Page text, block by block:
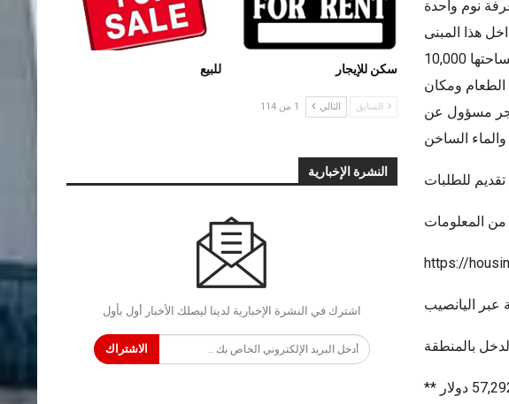
نوم واحدة
هذا المبنى
ذي الحجم المناسب. ويوجد مكتبة ومركز للياقة البدنية مع صالة لليوغا وغرفة الألعاب. كما توجد حديقة تبلغ مساحتها 10,000
الطعام ومكان
مسؤول عن
من المعلومات
https://
** يوجد 12 إستوديو وهي متاحة لشخص أو شخصين، بإيجار 1585$ دولار شهريا ومتطلبات الدخل الإجمالى بين 57,292 دولار
سكن للإيجار للبيع
السابق التالي 1 من 114
النشرة الإخبارية
اشترك في النشرة الإخبارية لدينا ليصلك الأخبار أول بأول
الاشتراك